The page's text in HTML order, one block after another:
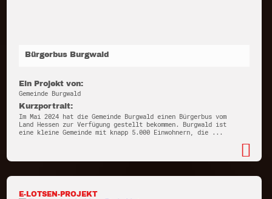
Bürgerbus Burgwald
Ein Projekt von:
Gemeinde Burgwald
Kurzportrait:
Im Mai 2024 hat die Gemeinde Burgwald einen Bürgerbus vom
Land Hessen zur Verfügung gestellt bekommen. Burgwald ist
eine kleine Gemeinde mit knapp 5.000 Einwohnern, die ...
E-LOTSEN-PROJEKT